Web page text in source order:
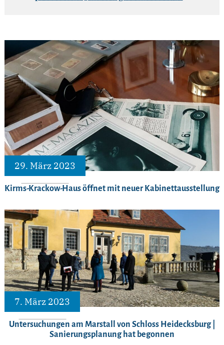
29. März 2023
Kirms-Krackow-Haus öffnet mit neuer Kabinettausstellung
7. März 2023
Untersuchungen am Marstall von Schloss Heidecksburg |
Sanierungsplanung hat begonnen